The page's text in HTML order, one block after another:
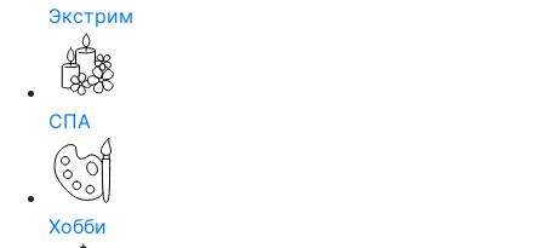
Экстрим
СПА
Хобби